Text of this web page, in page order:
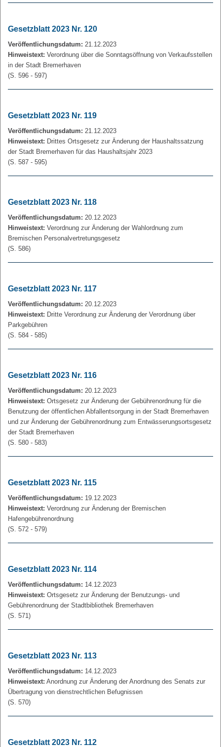
Gesetzblatt 2023 Nr. 120
Veröffentlichungsdatum: 21.12.2023
Hinweistext: Verordnung über die Sonntagsöffnung von Verkaufsstellen
in der Stadt Bremerhaven
(S. 596 - 597)
Gesetzblatt 2023 Nr. 119
Veröffentlichungsdatum: 21.12.2023
Hinweistext: Drittes Ortsgesetz zur Änderung der Haushaltssatzung
der Stadt Bremerhaven für das Haushaltsjahr 2023
(S. 587 - 595)
Gesetzblatt 2023 Nr. 118
Veröffentlichungsdatum: 20.12.2023
Hinweistext: Verordnung zur Änderung der Wahlordnung zum
Bremischen Personalvertretungsgesetz
(S. 586)
Gesetzblatt 2023 Nr. 117
Veröffentlichungsdatum: 20.12.2023
Hinweistext: Dritte Verordnung zur Änderung der Verordnung über
Parkgebühren
(S. 584 - 585)
Gesetzblatt 2023 Nr. 116
Veröffentlichungsdatum: 20.12.2023
Hinweistext: Ortsgesetz zur Änderung der Gebührenordnung für die
Benutzung der öffentlichen Abfallentsorgung in der Stadt Bremerhaven
und zur Änderung der Gebührenordnung zum Entwässerungsortsgesetz
der Stadt Bremerhaven
(S. 580 - 583)
Gesetzblatt 2023 Nr. 115
Veröffentlichungsdatum: 19.12.2023
Hinweistext: Verordnung zur Änderung der Bremischen
Hafengebührenordnung
(S. 572 - 579)
Gesetzblatt 2023 Nr. 114
Veröffentlichungsdatum: 14.12.2023
Hinweistext: Ortsgesetz zur Änderung der Benutzungs- und
Gebührenordnung der Stadtbibliothek Bremerhaven
(S. 571)
Gesetzblatt 2023 Nr. 113
Veröffentlichungsdatum: 14.12.2023
Hinweistext: Anordnung zur Änderung der Anordnung des Senats zur
Übertragung von dienstrechtlichen Befugnissen
(S. 570)
Gesetzblatt 2023 Nr. 112